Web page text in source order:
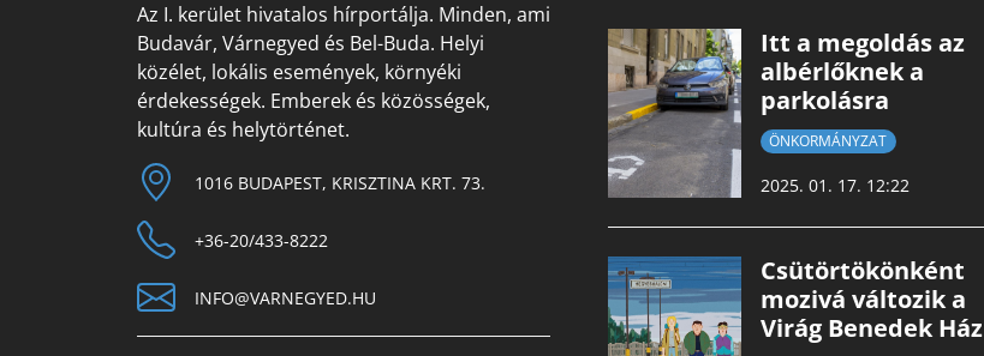
Az I. kerület hivatalos hírportálja. Minden, ami
Budavár, Várnegyed és Bel-Buda. Helyi
közélet, lokális események, környéki
érdekességek. Emberek és közösségek,
kultúra és helytörténet.
1016 BUDAPEST, KRISZTINA KRT. 73.
+36-20/433-8222
INFO@VARNEGYED.HU
Itt a megoldás az
albérlőknek a
parkolásra
ÖNKORMÁNYZAT
2025. 01. 17. 12:22
Csütörtökönként
mozivá változik a
Virág Benedek Ház